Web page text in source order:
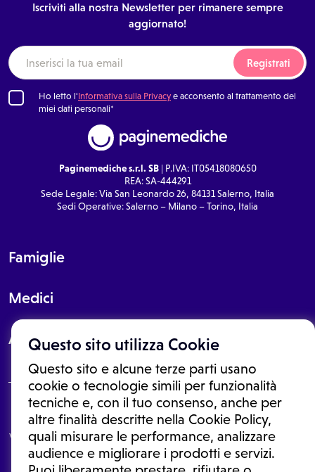
Questo sito utilizza Cookie
Questo sito e alcune terze parti usano
cookie o tecnologie simili per funzionalità
tecniche e, con il tuo consenso, anche per
altre finalità descritte nella Cookie Policy,
quali misurare le performance, analizzare
audience e migliorare i prodotti e servizi.
Iscriviti alla nostra Newsletter per rimanere sempre
aggiornato!
Registrati
Ho letto l'Informativa sulla Privacye acconsento al trattamento dei
miei dati personali*
Paginemediche s.r.l. SB| P.IVA: IT05418080650
REA: SA-444291
Sede Legale: Via San Leonardo 26, 84131 Salerno, Italia
Sedi Operative: Salerno – Milano – Torino, Italia
Famiglie
Medici
About
Le informazioni proposte in questo sito non sono un consulto medico.
In nessun caso, queste informazioni sostituiscono un consulto, una
visita o una diagnosi formulata dal medico. Non si devono considerare
le informazioni disponibili come suggerimenti per la formulazione di
una diagnosi, la determinazione di un trattamento o l'assunzione o